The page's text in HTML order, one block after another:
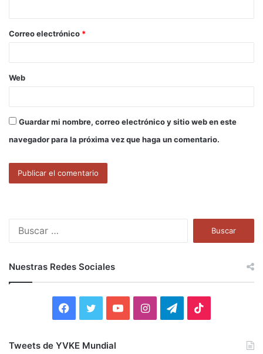
*
Correo electrónico *
Web
Guardar mi nombre, correo electrónico y sitio web en este
navegador para la próxima vez que haga un comentario.
r
:
Nuestras Redes Sociales
I
Tweets de YVKE Mundial